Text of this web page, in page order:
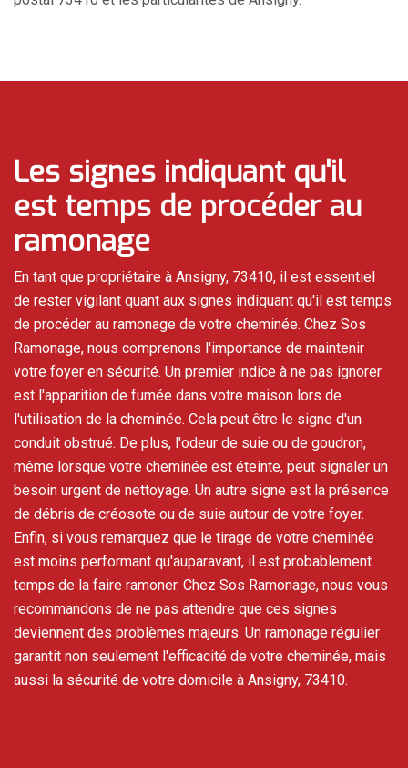
Les signes indiquant qu'il
est temps de procéder au
ramonage
En tant que propriétaire à Ansigny, 73410, il est essentiel
de rester vigilant quant aux signes indiquant qu'il est temps
de procéder au ramonage de votre cheminée. Chez Sos
Ramonage, nous comprenons l'importance de maintenir
votre foyer en sécurité. Un premier indice à ne pas ignorer
est l'apparition de fumée dans votre maison lors de
l'utilisation de la cheminée. Cela peut être le signe d'un
conduit obstrué. De plus, l'odeur de suie ou de goudron,
même lorsque votre cheminée est éteinte, peut signaler un
besoin urgent de nettoyage. Un autre signe est la présence
de débris de créosote ou de suie autour de votre foyer.
Enfin, si vous remarquez que le tirage de votre cheminée
est moins performant qu'auparavant, il est probablement
temps de la faire ramoner. Chez Sos Ramonage, nous vous
recommandons de ne pas attendre que ces signes
deviennent des problèmes majeurs. Un ramonage régulier
garantit non seulement l'efficacité de votre cheminée, mais
aussi la sécurité de votre domicile à Ansigny, 73410.